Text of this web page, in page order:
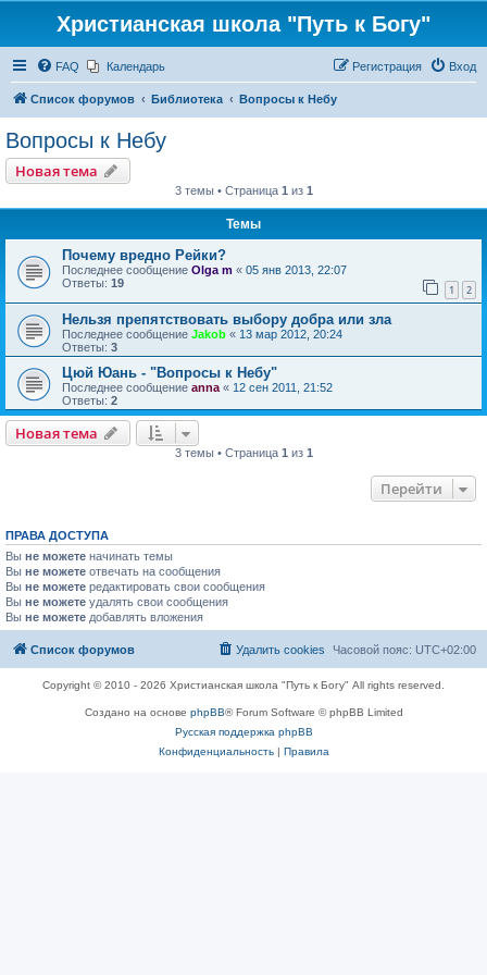
Христианская школа "Путь к Богу"
FAQ Календарь Вход
Регистрация
Список форумов Библиотека Вопросы к Небу
Вопросы к Небу
Новая тема
3 темы • Страница 1 из 1
Темы
Почему вредно Рейки?
Последнее сообщение Olga m « 05 янв 2013, 22:07
Ответы: 19 1 2
Нельзя препятствовать выбору добра или зла
Последнее сообщение Jakob « 13 мар 2012, 20:24
Ответы: 3
Цюй Юань - "Вопросы к Небу"
Последнее сообщение anna « 12 сен 2011, 21:52
Ответы: 2
Новая тема
3 темы • Страница 1 из 1
Перейти
ПРАВА ДОСТУПА
Вы не можете начинать темы
Вы не можете отвечать на сообщения
Вы не можете редактировать свои сообщения
Вы не можете удалять свои сообщения
Вы не можете добавлять вложения
Список форумов Часовой пояс: UTC+02:00
Удалить cookies
Copyright © 2010 - 2026 Христианская школа "Путь к Богу" All rights reserved.
Создано на основе phpBB® Forum Software © phpBB Limited
Русская поддержка phpBB
Конфиденциальность| Правила